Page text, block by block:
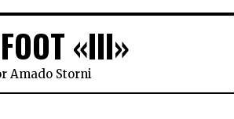
«III»
Amado Storni